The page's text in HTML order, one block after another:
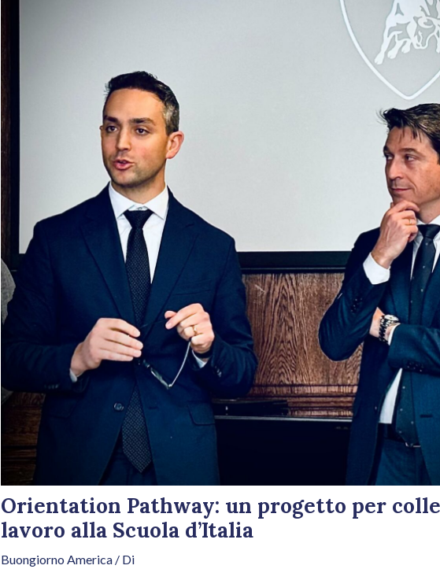
Orientation Pathway: un progetto per
lavoro alla Scuola d’Italia
Buongiorno America/ Di